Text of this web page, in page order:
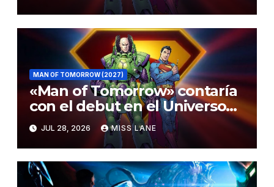
MAN OF TOMORROW (2027)
«Man of Tomorrow» contaría
con el debut en el Universo
DC de este desconocido
héroe de los años 60
JUL 28, 2026 MISS LANE